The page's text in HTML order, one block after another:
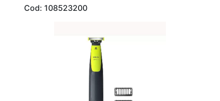
Cod: 108523200